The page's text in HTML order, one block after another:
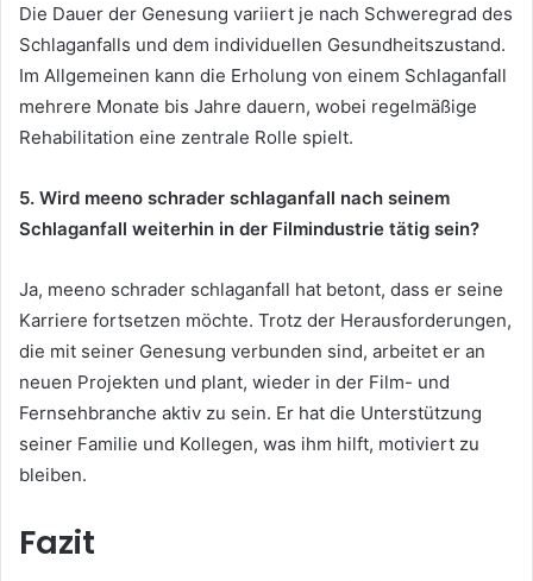
Die Dauer der Genesung variiert je nach Schweregrad des
Schlaganfalls und dem individuellen Gesundheitszustand.
Im Allgemeinen kann die Erholung von einem Schlaganfall
mehrere Monate bis Jahre dauern, wobei regelmäßige
Rehabilitation eine zentrale Rolle spielt.
5. Wird meeno schrader schlaganfall nach seinem
Schlaganfall weiterhin in der Filmindustrie tätig sein?
Ja, meeno schrader schlaganfall hat betont, dass er seine
Karriere fortsetzen möchte. Trotz der Herausforderungen,
die mit seiner Genesung verbunden sind, arbeitet er an
neuen Projekten und plant, wieder in der Film- und
Fernsehbranche aktiv zu sein. Er hat die Unterstützung
seiner Familie und Kollegen, was ihm hilft, motiviert zu
bleiben.
Fazit